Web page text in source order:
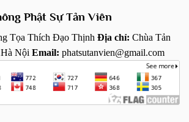
Phật Sự Tản Viên
Tọa Thích Đạo Thịnh Địa chỉ: Chùa Tản
Nội Email: phatsutanvien@gmail.com